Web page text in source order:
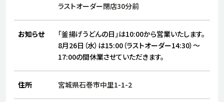
ブランド
店舗検索
店舗一覧
採用情報
よくある質問・お問い合わせ
ラストオーダー閉店30分前
お知らせ
「釜揚げうどんの日」は10:00から営業いたします。
8月26日（水）は15:00（ラストオーダー14:30）～
17:00の間休業させていただきます。
住所 宮城県石巻市中里1-1-2